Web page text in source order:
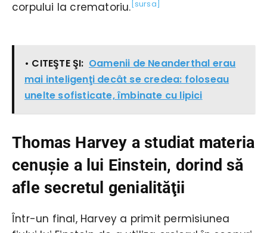
corpului la crematoriu. [sursa]
• CITEŞTE ŞI: Oamenii de Neanderthal erau
mai inteligenţi decât se credea: foloseau
unelte sofisticate, îmbinate cu lipici
Thomas Harvey a studiat materia
cenuşie a lui Einstein, dorind să
afle secretul genialităţii
Într-un final, Harvey a primit permisiunea